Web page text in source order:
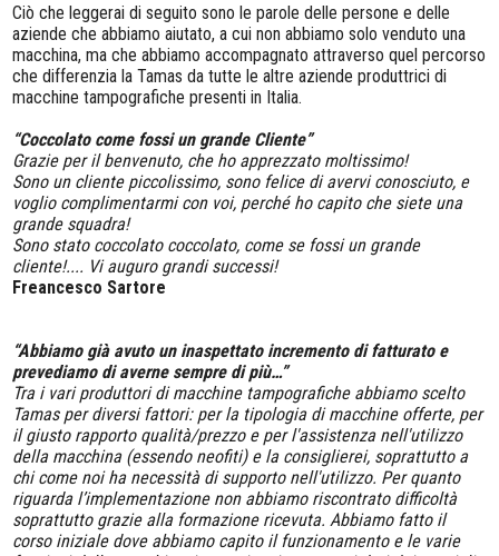
Ciò che leggerai di seguito sono le parole delle persone e delle
aziende che abbiamo aiutato, a cui non abbiamo solo venduto una
macchina, ma che abbiamo accompagnato attraverso quel percorso
che differenzia la Tamas da tutte le altre aziende produttrici di
macchine tampografiche presenti in Italia.
“Coccolato come fossi un grande Cliente”
Grazie per il benvenuto, che ho apprezzato moltissimo!
Sono un cliente piccolissimo, sono felice di avervi conosciuto, e
voglio complimentarmi con voi, perché ho capito che siete una
grande squadra!
Sono stato coccolato coccolato, come se fossi un grande
cliente!.... Vi auguro grandi successi!
Freancesco Sartore
“Abbiamo già avuto un inaspettato incremento di fatturato e
prevediamo di averne sempre di più…”
Tra i vari produttori di macchine tampografiche abbiamo scelto
Tamas per diversi fattori: per la tipologia di macchine offerte, per
il giusto rapporto qualità/prezzo e per l'assistenza nell'utilizzo
della macchina (essendo neofiti) e la consiglierei, soprattutto a
chi come noi ha necessità di supporto nell'utilizzo. Per quanto
riguarda l’implementazione non abbiamo riscontrato difficoltà
soprattutto grazie alla formazione ricevuta. Abbiamo fatto il
corso iniziale dove abbiamo capito il funzionamento e le varie